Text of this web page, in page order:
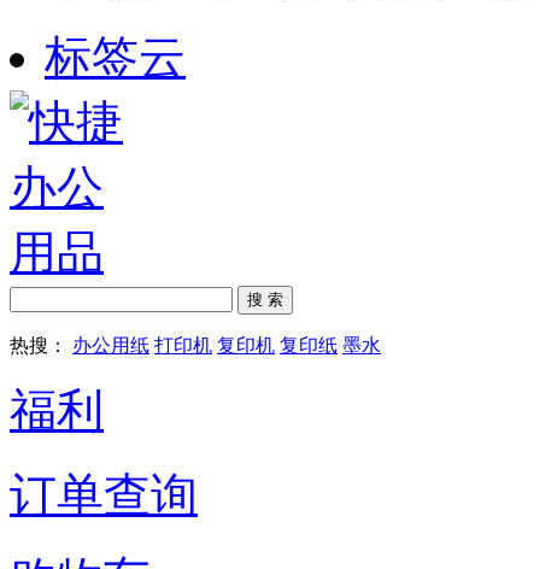
标签云
搜 索
热搜： 办公用纸 打印机 复印机 复印纸 墨水
福利
订单查询